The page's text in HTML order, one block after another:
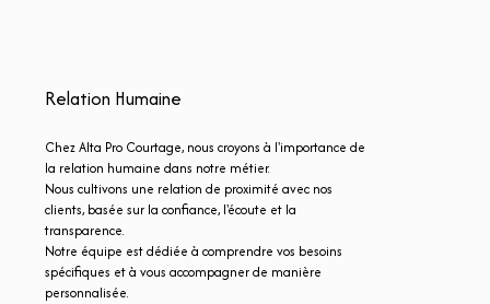
Relation Humaine
Chez Alta Pro Courtage, nous croyons à l'importance de
la relation humaine dans notre métier.
Nous cultivons une relation de proximité avec nos
clients, basée sur la confiance, l'écoute et la
transparence.
Notre équipe est dédiée à comprendre vos besoins
spécifiques et à vous accompagner de manière
personnalisée.